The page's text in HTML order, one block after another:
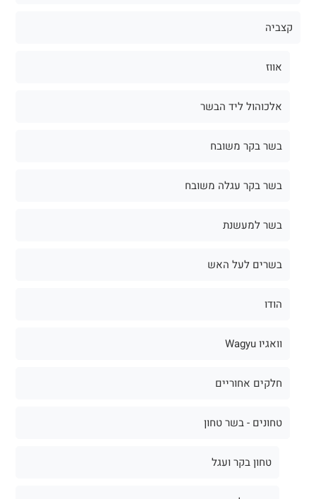
קצביה
אווז
אלכוהול ליד הבשר
בשר בקר משובח
בשר בקר עגלה משובח
בשר למעשנת
בשרים לעל האש
הודו
וואגיו Wagyu
חלקים אחוריים
טחונים - בשר טחון
טחון בקר ועגל